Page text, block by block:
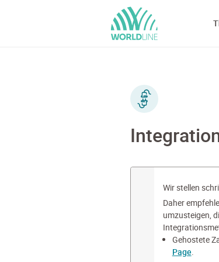
Wir stellen
Daher
umzusteigen,
Gehostete
Page.